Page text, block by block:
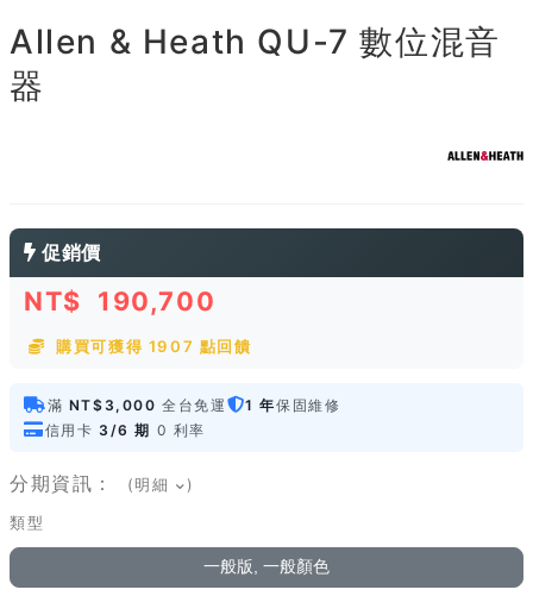
Allen & Heath QU-7 數位混音
器
促銷價
NT$ 190,700
購買可獲得 1907 點回饋
滿 NT$3,000 全台免運 1 年保固維修
信用卡 3/6 期 0 利率
分期資訊： (明細 )
類型
一般版, 一般顏色